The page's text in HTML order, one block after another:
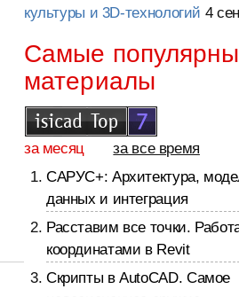
культуры и 3D-технологий 4
Самые
материалы
за месяц
за все время
САРУС+: Архитектура,
данных и интеграция
Расставим все точки.
координатами в Revit
Скрипты в AutoCAD. Самое